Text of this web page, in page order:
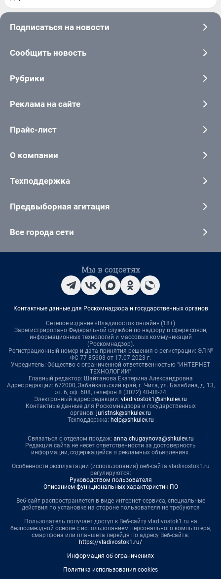
Подписаться на новости
Сообщить новость
Рубрики
Реклама на сайте
Прайс-лист
О компании
Техподдержка
Предвыборная агитация
Все города сети
Мы в соцсетях
Контактные данные для Роскомнадзора и государственных органов
Сетевое издание «Владивосток онлайн» (18+)
Зарегистрировано Федеральной службой по надзору в сфере связи,
информационных технологий и массовых коммуникаций
(Роскомнадзор).
Регистрационный номер и дата принятия решения о регистрации: ЭЛ №
ФС 77-85603 от 17.07.2023 г.
Учредитель: Общество с ограниченной ответственностью "ИНТЕРНЕТ
ТЕХНОЛОГИИ"
Главный редактор: Шайтанова Екатерина Александровна
Адрес редакции: 672000, Забайкальский край, г. Чита, ул. Балябина, д. 13,
эт. 6, оф. 608, телефон 8 (3022) 40-08-24
Электронный адрес редакции: vladivostok1@shkulev.ru
Контактные данные для Роскомнадзора и государственных
органов: juristnsk@shkulev.ru
Техподдержка: help@shkulev.ru
Связаться с отделом продаж: anna.chugaynova@shkulev.ru
Редакция сайта не несет ответственности за достоверность
информации, содержащейся в рекламных объявлениях.
Особенности эксплуатации (использования) веб-сайта vladivostok1.ru
регулируются:
Руководством пользователя
Описанием функциональных характеристик ПО
Веб-сайт распространяется в виде интернет-сервиса, специальные
действия по установке на стороне пользователя не требуются
Пользователь получает доступ к Веб-сайту vladivostok1.ru на
безвозмездной основе с использованием персонального компьютера,
смартфона или планшета перейдя по адресу Веб-сайта:
https://vladivostok1.ru/
Информация об ограничениях
Политика использования cookies